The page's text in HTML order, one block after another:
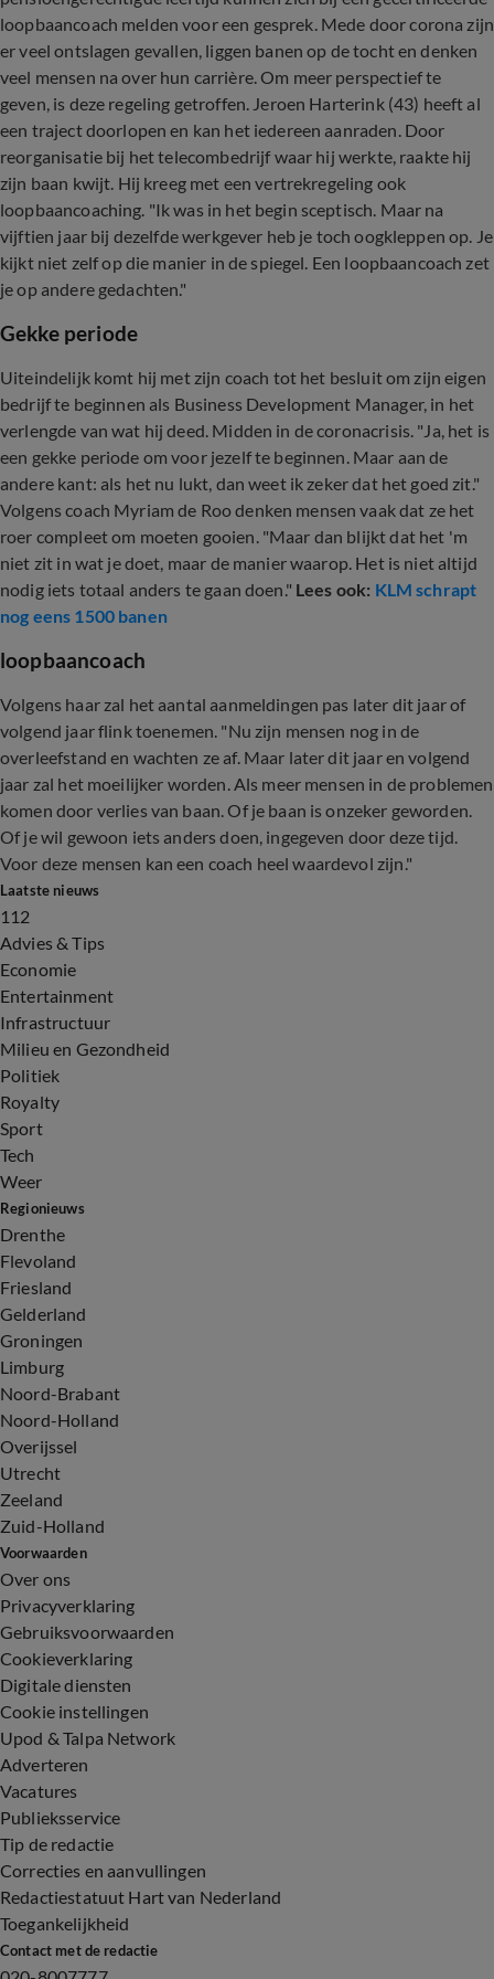
loopbaancoach melden voor een gesprek. Mede door corona zijn
er veel ontslagen gevallen, liggen banen op de tocht en denken
veel mensen na over hun carrière. Om meer perspectief te
geven, is deze regeling getroffen. Jeroen Harterink (43) heeft al
een traject doorlopen en kan het iedereen aanraden. Door
reorganisatie bij het telecombedrijf waar hij werkte, raakte hij
zijn baan kwijt. Hij kreeg met een vertrekregeling ook
loopbaancoaching. "Ik was in het begin sceptisch. Maar na
vijftien jaar bij dezelfde werkgever heb je toch oogkleppen op. Je
kijkt niet zelf op die manier in de spiegel. Een loopbaancoach zet
je op andere gedachten."
Gekke periode
Uiteindelijk komt hij met zijn coach tot het besluit om zijn eigen
bedrijf te beginnen als Business Development Manager, in het
verlengde van wat hij deed. Midden in de coronacrisis. "Ja, het is
een gekke periode om voor jezelf te beginnen. Maar aan de
andere kant: als het nu lukt, dan weet ik zeker dat het goed zit."
Volgens coach Myriam de Roo denken mensen vaak dat ze het
roer compleet om moeten gooien. "Maar dan blijkt dat het 'm
niet zit in wat je doet, maar de manier waarop. Het is niet altijd
nodig iets totaal anders te gaan doen." Lees ook: KLM schrapt
nog eens 1500 banen
loopbaancoach
Volgens haar zal het aantal aanmeldingen pas later dit jaar of
volgend jaar flink toenemen. "Nu zijn mensen nog in de
overleefstand en wachten ze af. Maar later dit jaar en volgend
jaar zal het moeilijker worden. Als meer mensen in de problemen
komen door verlies van baan. Of je baan is onzeker geworden.
Of je wil gewoon iets anders doen, ingegeven door deze tijd.
Voor deze mensen kan een coach heel waardevol zijn."
Laatste nieuws
112
Advies & Tips
Economie
Entertainment
Infrastructuur
Milieu en Gezondheid
Politiek
Royalty
Sport
Tech
Weer
Regionieuws
Drenthe
Flevoland
Friesland
Gelderland
Groningen
Limburg
Noord-Brabant
Noord-Holland
Overijssel
Utrecht
Zeeland
Zuid-Holland
Voorwaarden
Over ons
Privacyverklaring
Gebruiksvoorwaarden
Cookieverklaring
Digitale diensten
Cookie instellingen
Upod & Talpa Network
Adverteren
Vacatures
Publieksservice
Tip de redactie
Correcties en aanvullingen
Redactiestatuut Hart van Nederland
Toegankelijkheid
Contact met de redactie